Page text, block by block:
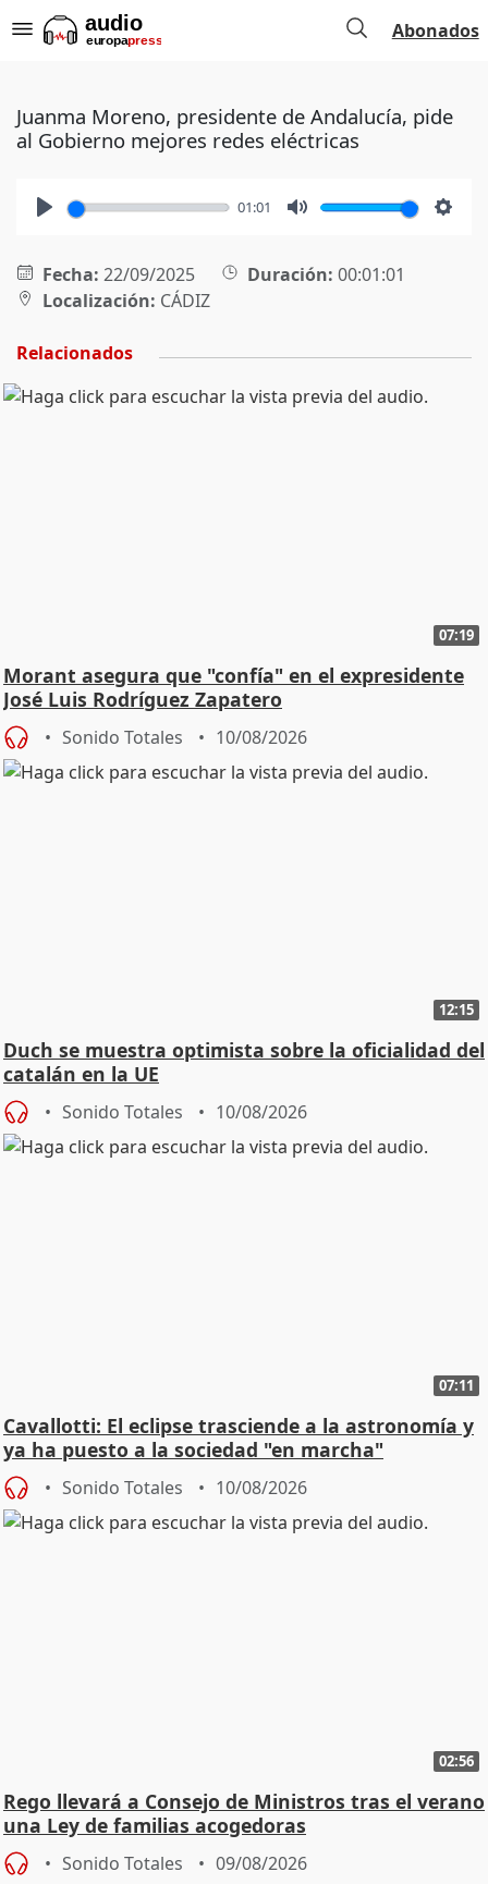
Abonados
Juanma Moreno, presidente de Andalucía, pide
al Gobierno mejores redes eléctricas
01:01
Fecha: 22/09/2025 Duración: 00:01:01
Localización: CÁDIZ
Relacionados
07:19
Morant asegura que "confía" en el expresidente
José Luis Rodríguez Zapatero
Sonido Totales 10/08/2026
12:15
Duch se muestra optimista sobre la oficialidad del
catalán en la UE
Sonido Totales 10/08/2026
07:11
Cavallotti: El eclipse trasciende a la astronomía y
ya ha puesto a la sociedad "en marcha"
Sonido Totales 10/08/2026
02:56
Rego llevará a Consejo de Ministros tras el verano
una Ley de familias acogedoras
Sonido Totales 09/08/2026